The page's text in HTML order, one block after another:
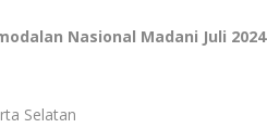
Nasional Madani Juli 2024
Selatan